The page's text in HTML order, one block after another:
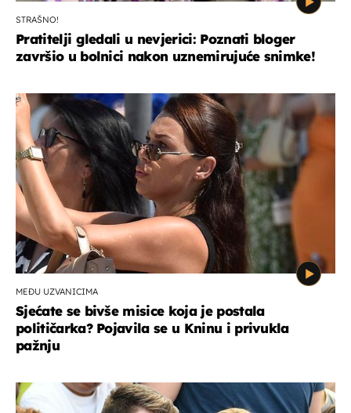
STRAŠNO!
Pratitelji gledali u nevjerici: Poznati bloger
završio u bolnici nakon uznemirujuće snimke!
MEĐU UZVANICIMA
Sjećate se bivše misice koja je postala
političarka? Pojavila se u Kninu i privukla
pažnju